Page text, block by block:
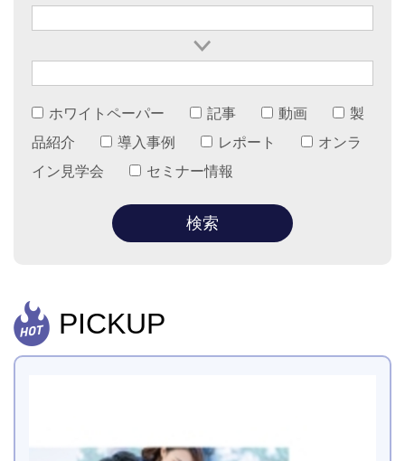
ホワイトペーパー 記事 動画
製
品紹介
導入事例 レポート
オンラ
イン見学会
セミナー情報
PICKUP